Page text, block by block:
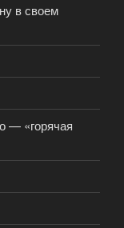
в своем
— «горячая